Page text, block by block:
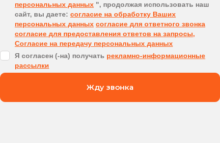
персональных данных ", продолжая использовать наш
сайт, вы даете: согласие на обработку Ваших
персональных данных согласие для ответного звонка
согласие для предоставления ответов на запросы,
Согласие на передачу персональных данных
Я согласен (-на) получать рекламно-информационные
рассылки
Жду звонка